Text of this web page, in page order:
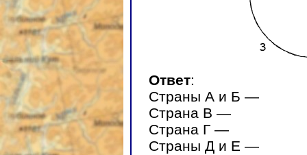
Ответ:
Страны А и Б —
Страна В —
Страна Г —
Страны Д и Е —